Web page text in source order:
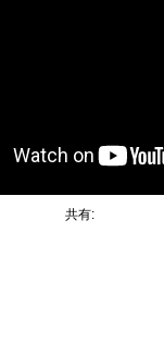
共有: